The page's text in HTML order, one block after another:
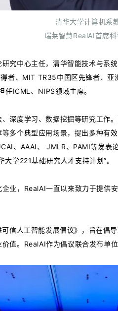
清华大学计算机系
瑞莱智慧RealAI首席科
究中心主任，清华智能技术与系
者、MIT TR35中国区先锋者、
任ICML、NIPS领域主席。
深度学习、数据挖掘等研究工作
多个典型应用场景，提出多种有
、AAAI、 JMLR、PAMI等发
学221基础研究人才支持计划”。
业，RealAI一直以来致力于提供
信人工智能发展倡议》，旨在倡
值。RealAI作为倡议联合发布单位